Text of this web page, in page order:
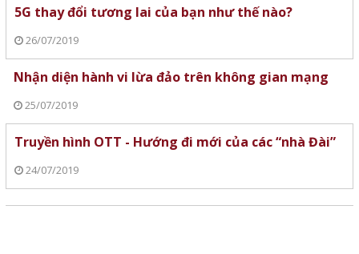
5G thay đổi tương lai của bạn như thế nào?
26/07/2019
Nhận diện hành vi lừa đảo trên không gian mạng
25/07/2019
Truyền hình OTT - Hướng đi mới của các “nhà Đài”
24/07/2019